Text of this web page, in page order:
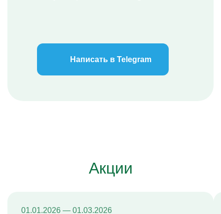
Написать в Telegram
Акции
01.01.2026 — 01.03.2026